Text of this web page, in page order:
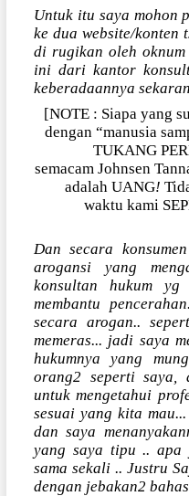
Untuk itu saya mohon
ke dua website/konten
di rugikan oleh
ini dari kantor
keberadaannya
[NOTE : Siapa yang
dengan “manusia
TUKANG
semacam Johnsen
adalah UANG!
waktu kami
Dan secara
arogansi yang
konsultan hukum yg
membantu
secara arogan..
memeras... jadi saya
hukumnya yang
orang2 seperti saya,
untuk mengetahui
sesuai yang kita
dan saya
yang saya tipu ..
sama sekali .. Justru
dengan jebakan2